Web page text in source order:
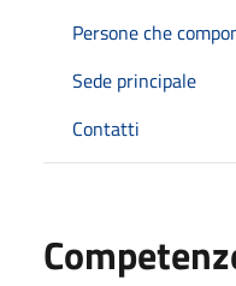
Persone che
Sede principale
Contatti